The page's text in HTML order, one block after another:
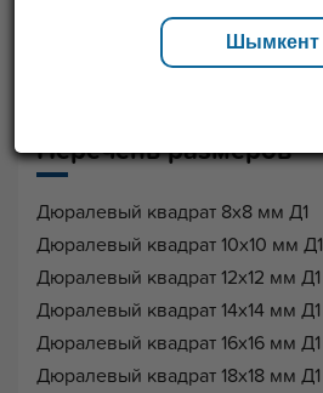
Перечень размеров
Дюралевый квадрат 8х8 мм Д1
Дюралевый квадрат 10х10 мм Д1
Дюралевый квадрат 12х12 мм Д1
Дюралевый квадрат 14х14 мм Д1
Дюралевый квадрат 16х16 мм Д1
Дюралевый квадрат 18х18 мм Д1
Шымкент